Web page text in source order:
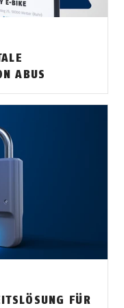
ABUS
FÜR